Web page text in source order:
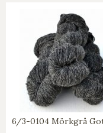
6/3-0104 Mörkgrå